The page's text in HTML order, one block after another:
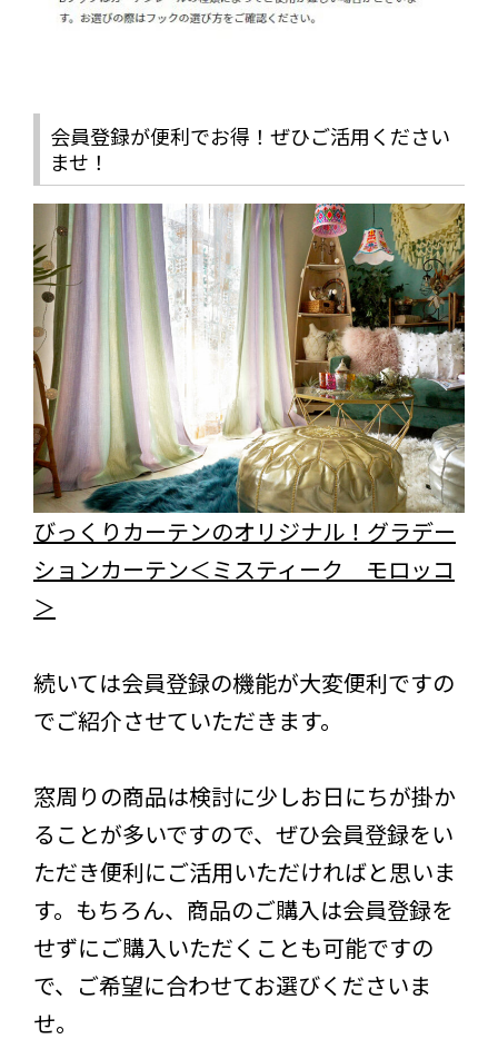
会員登録が便利でお得！ぜひご活用ください
ませ！
びっくりカーテンのオリジナル！グラデー
ションカーテン＜ミスティーク モロッコ
＞
続いては会員登録の機能が大変便利ですの
でご紹介させていただきます。
窓周りの商品は検討に少しお日にちが掛か
ることが多いですので、ぜひ会員登録をい
ただき便利にご活用いただければと思いま
す。もちろん、商品のご購入は会員登録を
せずにご購入いただくことも可能ですの
で、ご希望に合わせてお選びくださいま
せ。